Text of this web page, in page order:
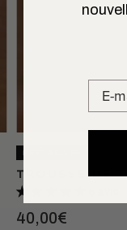
BEST SELLER
TROUSSE DE
40,00€